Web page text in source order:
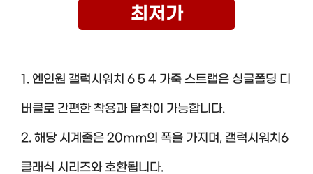
최저가
1. 엔인원 갤럭시워치 6 5 4 가죽 스트랩은 싱글폴딩 디
버클로 간편한 착용과 탈착이 가능합니다.
2. 해당 시계줄은 20mm의 폭을 가지며, 갤럭시워치6
클래식 시리즈와 호환됩니다.